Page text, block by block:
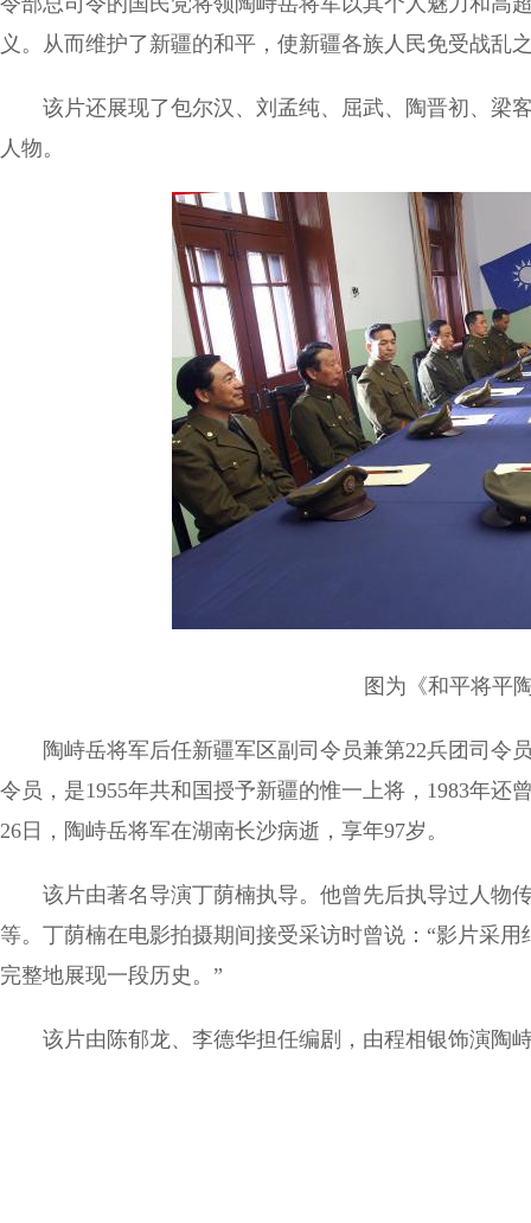
义。从而维护了新疆的和平，使新疆各族人民免受战乱
该片还展现了包尔汉、刘孟纯、屈武、陶晋初、梁
人物。
图为《和平将平陶
陶峙岳将军后任新疆军区副司令员兼第22兵团司令
令员，是1955年共和国授予新疆的惟一上将，1983年还
26日，陶峙岳将军在湖南长沙病逝，享年97岁。
该片由著名导演丁荫楠执导。他曾先后执导过人物
等。丁荫楠在电影拍摄期间接受采访时曾说：“影片采
完整地展现一段历史。”
该片由陈郁龙、李德华担任编剧，由程相银饰演陶